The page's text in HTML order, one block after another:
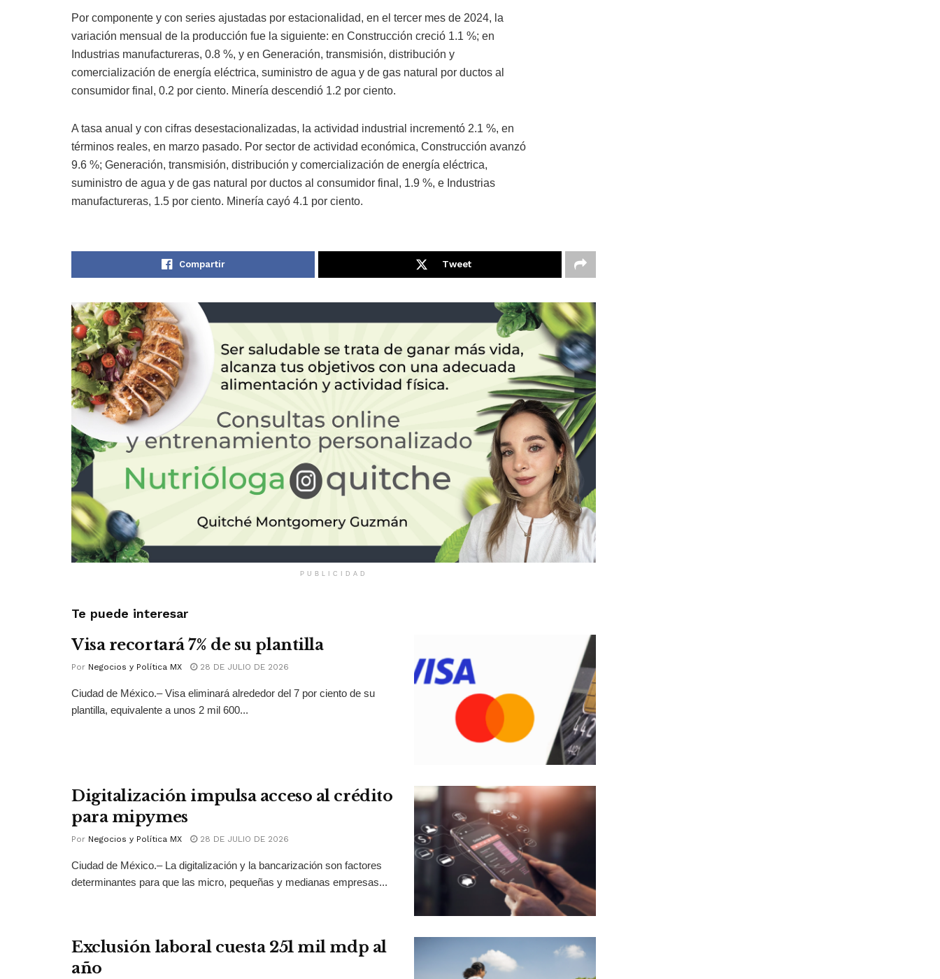
Por componente y con series ajustadas por estacionalidad, en el tercer mes de 2024, la
variación mensual de la producción fue la siguiente: en Construcción creció 1.1 %; en
Industrias manufactureras, 0.8 %, y en Generación, transmisión, distribución y
comercialización de energía eléctrica, suministro de agua y de gas natural por ductos al
consumidor final, 0.2 por ciento. Minería descendió 1.2 por ciento.
A tasa anual y con cifras desestacionalizadas, la actividad industrial incrementó 2.1 %, en
términos reales, en marzo pasado. Por sector de actividad económica, Construcción avanzó
9.6 %; Generación, transmisión, distribución y comercialización de energía eléctrica,
suministro de agua y de gas natural por ductos al consumidor final, 1.9 %, e Industrias
manufactureras, 1.5 por ciento. Minería cayó 4.1 por ciento.
Compartir Tweet
PUBLICIDAD
Te puede interesar
Visa recortará 7% de su plantilla
Por Negocios y Política MX 28 DE JULIO DE 2026
Ciudad de México.– Visa eliminará alrededor del 7 por ciento de su
plantilla, equivalente a unos 2 mil 600...
Digitalización impulsa acceso al crédito
para mipymes
Por Negocios y Política MX 28 DE JULIO DE 2026
Ciudad de México.– La digitalización y la bancarización son factores
determinantes para que las micro, pequeñas y medianas empresas...
Exclusión laboral cuesta 251 mil mdp al
año